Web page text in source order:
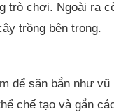
trò chơi. Ngoài ra
trồng bên trong.
để săn bắn như
chế tạo và gắn